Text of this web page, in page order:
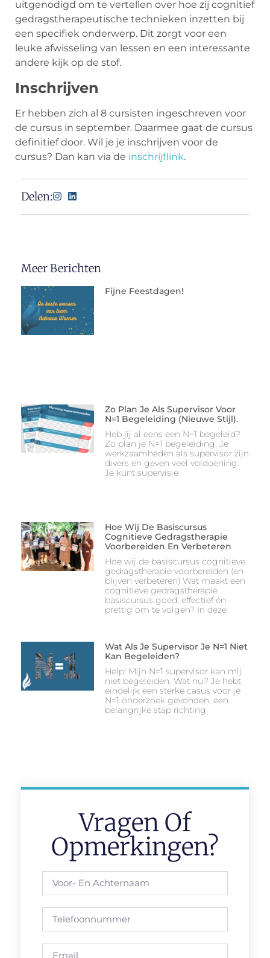
uitgenodigd om te vertellen over hoe zij cognitief
gedragstherapeutische technieken inzetten bij
een specifiek onderwerp. Dit zorgt voor een
leuke afwisseling van lessen en een interessante
andere kijk op de stof.
Inschrijven
Er hebben zich al 8 cursisten ingeschreven voor
de cursus in september. Daarmee gaat de cursus
definitief door. Wil je je inschrijven voor de
cursus? Dan kan via de inschrijflink.
Delen:
Meer Berichten
Fijne Feestdagen!
Zo Plan Je Als Supervisor Voor
N=1 Begeleiding (nieuwe Stijl).
Heb jij al eens een N=1 begeleid?
Zo plan je N=1 begeleiding. Je
werkzaamheden als supervisor zijn
divers en geven veel voldoening.
Je kunt supervisie
Hoe Wij De Basiscursus
Cognitieve Gedragstherapie
Voorbereiden En Verbeteren
Hoe wij de basiscursus cognitieve
gedragstherapie voorbereiden (en
blijven verbeteren) Wat maakt een
cognitieve gedragstherapie
basiscursus goed, effectief én
prettig om te volgen? In deze
Wat Als Je Supervisor Je N=1 Niet
Kan Begeleiden?
Help! Mijn N=1 supervisor kan mij
niet begeleiden. Wat nu? Je hebt
eindelijk een sterke casus voor je
N=1 onderzoek gevonden, een
belangrijke stap richting
Vragen Of
Opmerkingen?